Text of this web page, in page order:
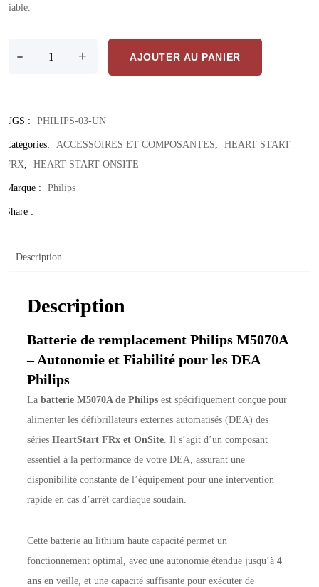
fiable.
- + AJOUTER AU PANIER
UGS : PHILIPS-03-UN
Catégories: ACCESSOIRES ET COMPOSANTES
HEART START
FRX
HEART START ONSITE
Marque : Philips
Share :
Description
Description
Batterie de remplacement Philips M5070A
– Autonomie et Fiabilité pour les DEA
Philips
Labatterie M5070A de Philips est spécifiquement conçue pour
alimenter les défibrillateurs externes automatisés (DEA) des
sériesHeartStart FRx et OnSite . Il s’agit d’un composant
essentiel à la performance de votre DEA, assurant une
disponibilité constante de l’équipement pour une intervention
rapide en cas d’arrêt cardiaque soudain.
Cette batterie au lithium haute capacité permet un
fonctionnement optimal, avec une autonomie étendue jusqu’à4
ans en veille, et une capacité suffisante pour exécuter de